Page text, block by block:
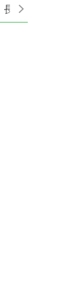
長期照護